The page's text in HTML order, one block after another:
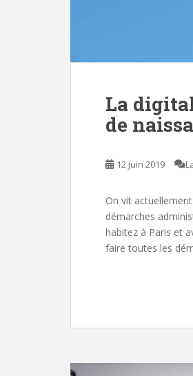
La
de
12 juin 2019
On vit
démarches
habitez à Paris et
faire toutes les